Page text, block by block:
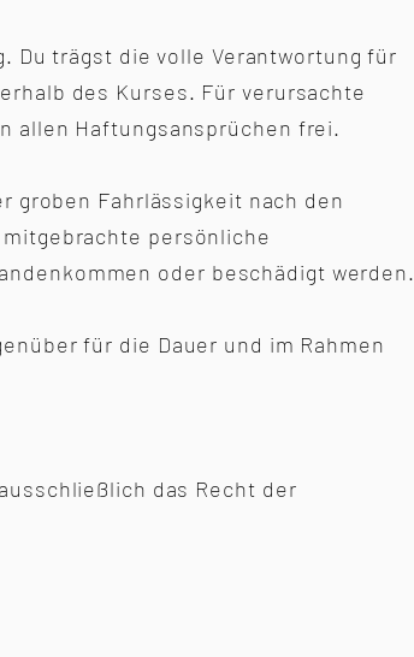
Du trägst die volle Verantwortung für
des Kurses. Für verursachte
allen Haftungsansprüchen frei.
groben Fahrlässigkeit nach den
persönliche
oder beschädigt werden.
für die Dauer und im Rahmen
das Recht der